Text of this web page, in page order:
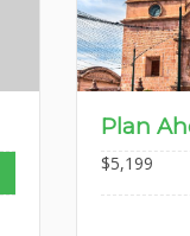
Plan
$5,199